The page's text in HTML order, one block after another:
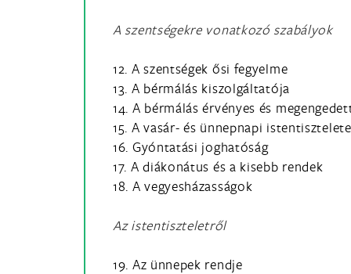
A szentségekre vonatkozó szabályok
12. A szentségek ősi fegyelme
13. A bérmálás kiszolgáltatója
14. A bérmálás érvényes és
15. A vasár- és ünnepnapi
16. Gyóntatási joghatóság
17. A diákonátus és a kisebb rendek
18. A vegyesházasságok
Az istentiszteletről
19. Az ünnepek rendje